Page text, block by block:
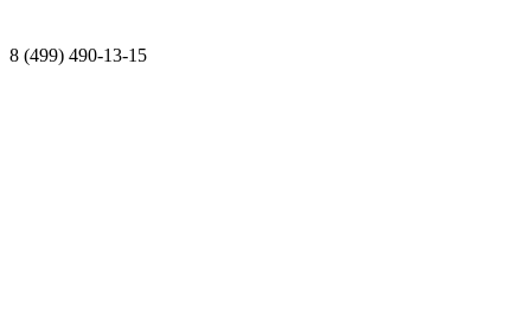
8 (499) 490-13-15